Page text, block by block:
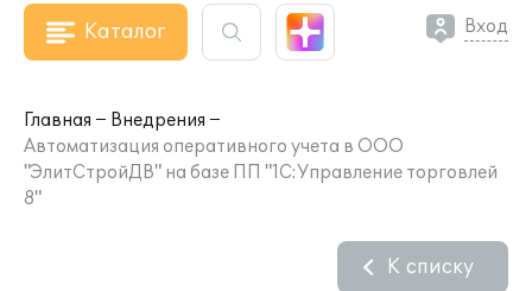
Каталог Вход
Главная
Внедрения
Автоматизация оперативного учета в ООО
"ЭлитСтройДВ" на базе ПП "1С:Управление торговлей
8"
К списку